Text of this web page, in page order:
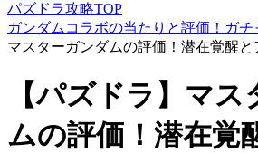
パズドラ攻略TOP
ガンダムコラボの当たりと評価！ガチ
マスターガンダムの評価！潜在覚醒
【パズドラ】マ
ムの評価！潜在覚